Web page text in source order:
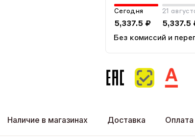
Сегодня
5,337.5 ₽
21
5,337.5
Без комиссий и
Наличие в магазинах Доставка Оплата